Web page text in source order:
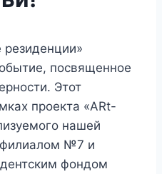
посвященное
Этот
проекта «ARt-
нашей
филиалом №7 и
фондом